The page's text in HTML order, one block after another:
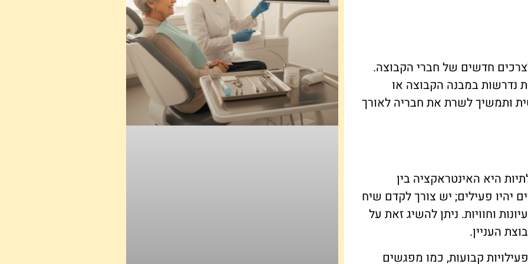
חדשים של חברי הקבוצה.
נדרשות במבנה הקבוצה או
ותמשיך לשרת את חבריה לאורך
היא האינטראקציה בין
יהיו פעילים; יש צורך לקדם שיח
וחוויות. ניתן להשיג זאת על
העניין.
קבועות, כמו מפגשים